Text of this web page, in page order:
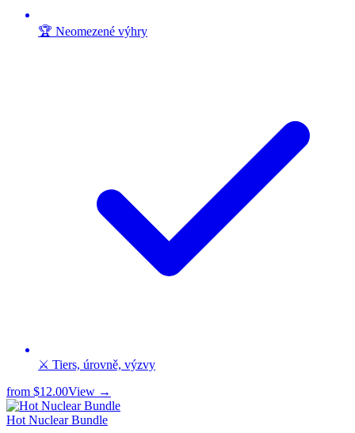
🏆 Neomezené výhry
⚔️ Tiers, úrovně, výzvy
from $12.00View →
Hot Nuclear Bundle